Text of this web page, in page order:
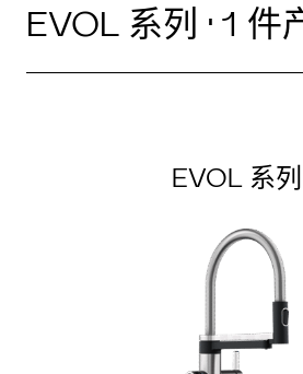
EVOL 系列 · 1 件
EVOL 系列